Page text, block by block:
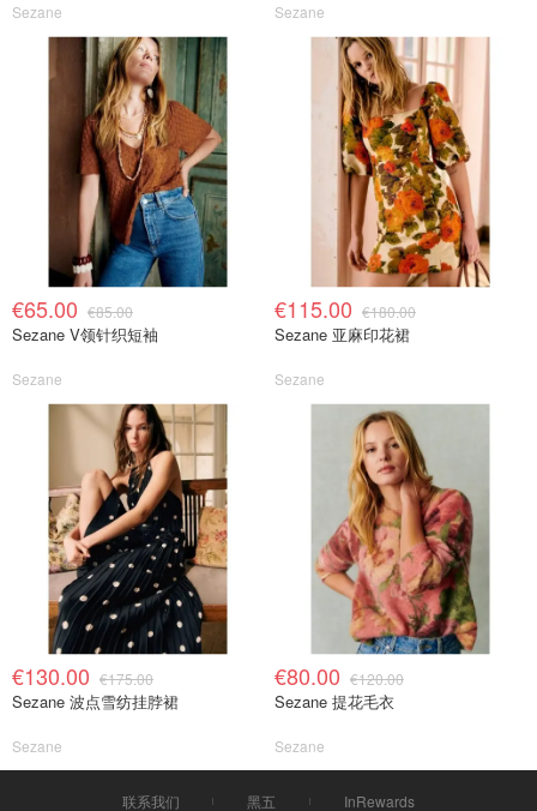
Sezane Sezane
€65.00 €85.00
Sezane V领针织短袖
Sezane
€115.00 €180.00
Sezane 亚麻印花裙
Sezane
€130.00 €175.00
Sezane 波点雪纺挂脖裙
Sezane
€80.00 €120.00
Sezane 提花毛衣
Sezane
联系我们 黑五 InRewards